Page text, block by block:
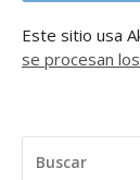
Este sitio usa
se procesan